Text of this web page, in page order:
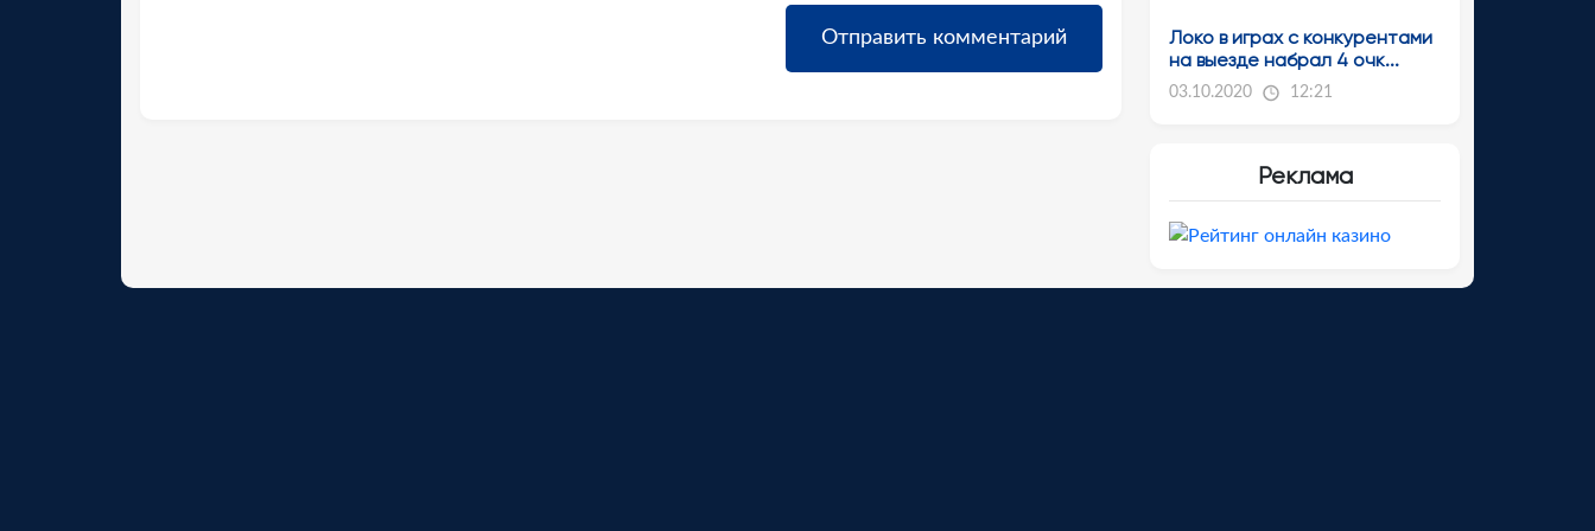
Локо в играх с конкурентами
на выезде набрал 4 очк...
03.10.2020 12:21
Реклама